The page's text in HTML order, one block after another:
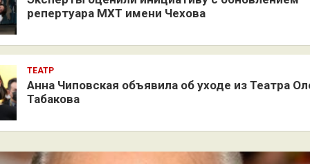
репертуара МХТ имени Чехова
ТЕАТР
Анна Чиповская объявила об уходе из Театра
Табакова